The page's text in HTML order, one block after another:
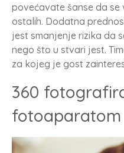
povećavate šanse da
ostalih. Dodatna
jest smanjenje rizika da
nego što u stvari jest.
za kojeg je gost
360
fotoaparatom